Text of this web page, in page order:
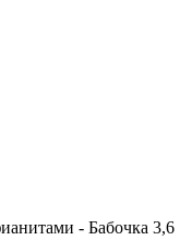
- Бабочка 3,6